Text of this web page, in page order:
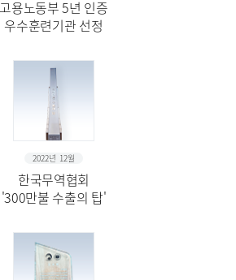
고용노동부 5년 인증
우수훈련기관 선정
2022년 12월
한국무역협회
'300만불 수출의 탑'